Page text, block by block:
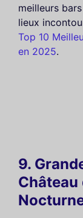
meilleurs
lieux
Top 10
en 2025.
9.
Château